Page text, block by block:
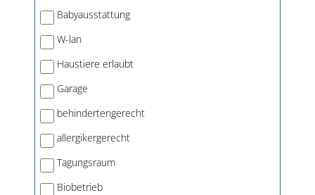
Babyausstattung
W-lan
Haustiere erlaubt
Garage
behindertengerecht
allergikergerecht
Tagungsraum
Biobetrieb